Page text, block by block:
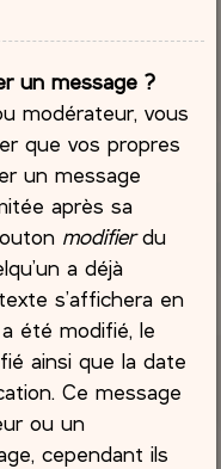
un message ?
modérateur, vous
que vos propres
un message
après sa
modifierdu
a déjà
s’affichera en
été modifié, le
ainsi que la date
Ce message
ou un
cependant ils